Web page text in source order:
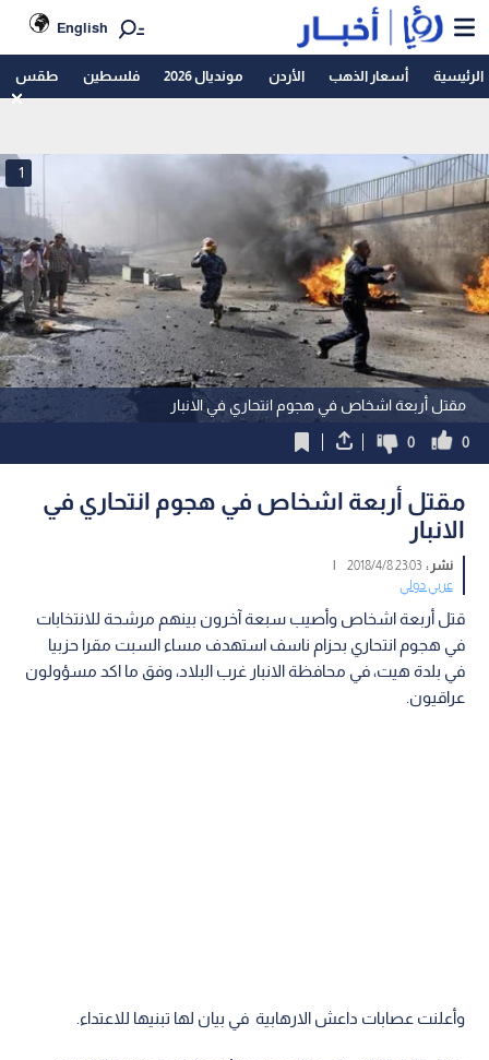
English
الرئيسية أسعار الذهب الأردن مونديال 2026 فلسطين طقس
مقتل أربعة اشخاص في هجوم انتحاري في الانبار
1
0
0
مقتل أربعة اشخاص في هجوم انتحاري في
الانبار
نشر :23:03 2018/4/8
|
عربي دولي
قتل أربعة اشخاص وأصيب سبعة آخرون بينهم مرشحة للانتخابات
في هجوم انتحاري بحزام ناسف استهدف مساء السبت مقرا حزبيا
في بلدة هيت، في محافظة الانبار غرب البلاد، وفق ما اكد مسؤولون
عراقيون.
وأعلنت عصابات داعش الارهابية في بيان لها تبنيها للاعتداء.